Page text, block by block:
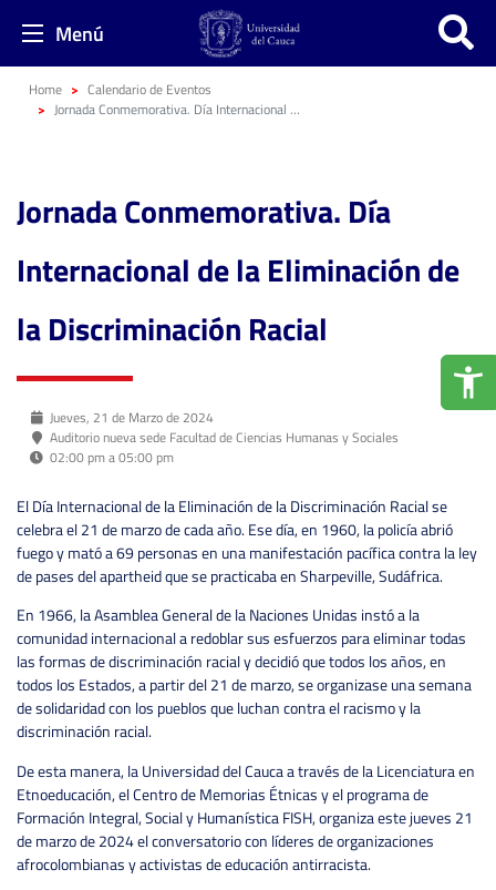
Menú
Home
Calendario de Eventos
Jornada Conmemorativa. Día Internacional de la Eliminación de la Discriminación Racial
Jornada Conmemorativa. Día
Internacional de la Eliminación de
la Discriminación Racial
Jueves, 21 de Marzo de 2024
Auditorio nueva sede Facultad de Ciencias Humanas y Sociales
02:00 pm a 05:00 pm
El Día Internacional de la Eliminación de la Discriminación Racial se
celebra el 21 de marzo de cada año. Ese día, en 1960, la policía abrió
fuego y mató a 69 personas en una manifestación pacífica contra la ley
de pases del apartheid que se practicaba en Sharpeville, Sudáfrica.
En 1966, la Asamblea General de la Naciones Unidas instó a la
comunidad internacional a redoblar sus esfuerzos para eliminar todas
las formas de discriminación racial y decidió que todos los años, en
todos los Estados, a partir del 21 de marzo, se organizase una semana
de solidaridad con los pueblos que luchan contra el racismo y la
discriminación racial.
De esta manera, la Universidad del Cauca a través de la Licenciatura en
Etnoeducación, el Centro de Memorias Étnicas y el programa de
Formación Integral, Social y Humanística FISH, organiza este jueves 21
de marzo de 2024 el conversatorio con líderes de organizaciones
afrocolombianas y activistas de educación antirracista.